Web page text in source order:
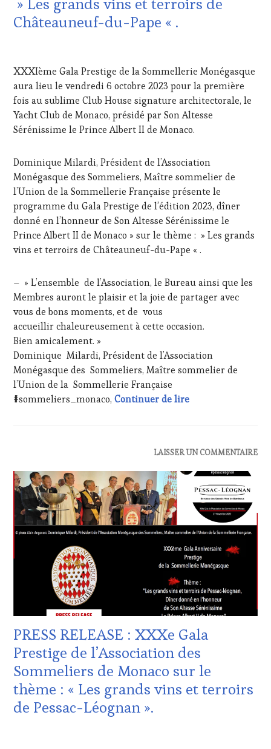
HAUTE
GASTRONOMIE
DÉGUSTATIONS,
WINE
TASTING
STREAMING,
MASTERCLASS ,
PRESSE
ÉCRITE,
RADIO,
TV,
WEB,
OENOTOURISME,
PARTENAIRES
VIN
TOURISME,
TERROIR
RESTAURATEUR,
CHEF,
CUISINIER,
ŒNOLOGUE,
SOMMELIER,
SALONS
INTERNATIONAUX
TASTING
MOVIE,
VIGNOBLES,
FAME,
WINE
TOURISM
TOUR,
WINE
TOURISM
MOVIE
WINETASTINGVOUCHER.COM
Châteauneuf-du-Pape « .
2023
XXXIème Gala Prestige de la Sommellerie Monégasque
aura lieu le vendredi 6 octobre 2023 pour la première
fois au sublime Club House signature architectorale, le
Yacht Club de Monaco, présidé par Son Altesse
Sérénissime le Prince Albert II de Monaco.
Dominique Milardi, Président de l’Association
Monégasque des Sommeliers, Maître sommelier de
l’Union de la Sommellerie Française présente le
programme du Gala Prestige de l’édition 2023, dîner
donné en l’honneur de Son Altesse Sérénissime le
Prince Albert II de Monaco » sur le thème : » Les grands
vins et terroirs de Châteauneuf-du-Pape « .
– » L’ensemble de l’Association, le Bureau ainsi que les
Membres auront le plaisir et la joie de partager avec
vous de bons moments, et de vous
accueillir chaleureusement à cette occasion.
Bien amicalement. »
Dominique Milardi, Président de l’Association
Monégasque des Sommeliers, Maître sommelier de
l’Union de la Sommellerie Française
#sommeliers_monaco,Continuer de lireSave the date :
HORS
ZONE
DE
CONFORT,
CLUB
TASTING
VOUCHER,
ADHÉRENT,
TOURISME,
GUEST
INVITATIONS
&
DÉGUSTATIONS,
WINE
TASTING,
LAISSER UN COMMENTAIRE
PRESS RELEASE : XXXe Gala
Prestige de l’Association des
Sommeliers de Monaco sur le
thème : « Les grands vins et terroirs
de Pessac-Léognan ».